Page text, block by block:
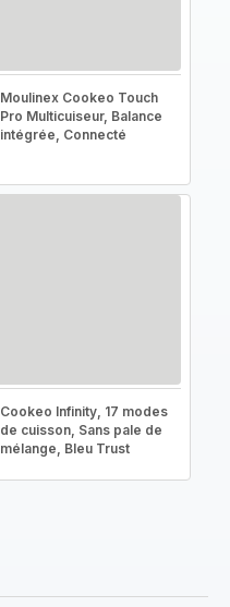
Moulinex Cookeo Touch
Pro Multicuiseur, Balance
intégrée, Connecté
Cookeo Infinity, 17 modes
de cuisson, Sans pale de
mélange, Bleu Trust